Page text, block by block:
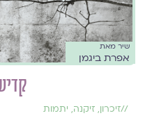
שיר מאת
אפרת ביגמן
//זיכרון, זיקנה, יתמות